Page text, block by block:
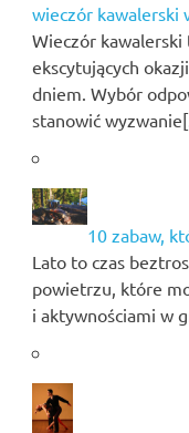
wieczór kawalerski
Wieczór
ekscytujących
dniem. Wybór
stanowić
10 zabaw,
Lato to czas
powietrzu, które
i aktywnościami w